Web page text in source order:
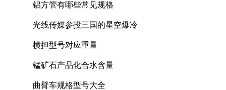
铝方管有哪些常见规格
光线传媒参投三国的星空爆冷
横担型号对应重量
锰矿石产品化合水含量
曲臂车规格型号大全